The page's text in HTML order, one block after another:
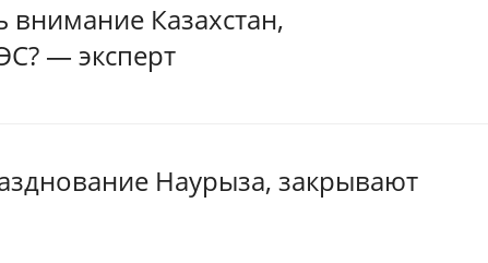
Казахстан,
— эксперт
Наурыза, закрывают